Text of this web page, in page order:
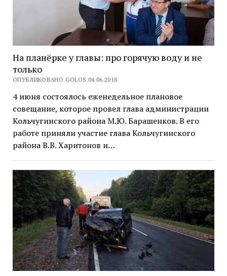
На планёрке у главы: про горячую воду и не
только
ОПУБЛИКОВАНО GOLOS 04.06.2018
4 июня состоялось еженедельное плановое
совещание, которое провел глава администрации
Кольчугинского района М.Ю. Барашенков. В его
работе приняли участие глава Кольчугинского
района В.В. Харитонов и…